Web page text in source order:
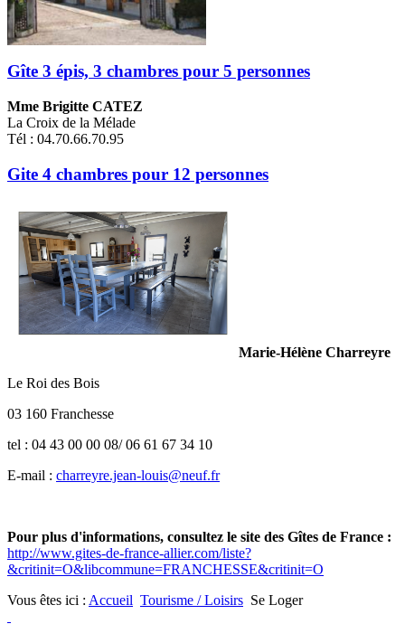
Gîte 3 épis, 3 chambres pour 5 personnes
Mme Brigitte CATEZ
La Croix de la Mélade
Tél : 04.70.66.70.95
Gite 4 chambres pour 12 personnes
Marie-Hélène Charreyre
Le Roi des Bois
03 160 Franchesse
tel : 04 43 00 00 08/ 06 61 67 34 10
E-mail : charreyre.jean-louis@neuf.fr
Pour plus d'informations, consultez le site des Gîtes de France :
http://www.gites-de-france-allier.com/liste?
&critinit=O&libcommune=FRANCHESSE&critinit=O
Vous êtes ici : Accueil Tourisme / Loisirs Se Loger